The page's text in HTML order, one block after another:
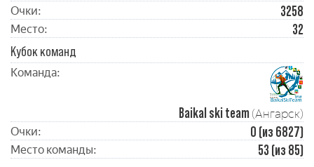
Очки: 3258
Место:
32
Кубок команд
Команда:
Baikal ski team (Ангарск)
Очки: 0 (из 6827)
Место команды: 53 (из 85)